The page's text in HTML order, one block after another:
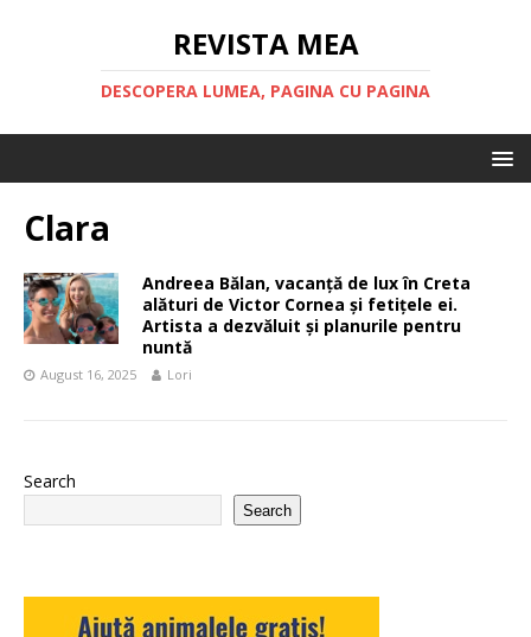
REVISTA MEA
DESCOPERA LUMEA, PAGINA CU PAGINA
Clara
Andreea Bălan, vacanță de lux în Creta
alături de Victor Cornea și fetițele ei.
Artista a dezvăluit și planurile pentru
nuntă
August 16, 2025 Lori
Search
Search